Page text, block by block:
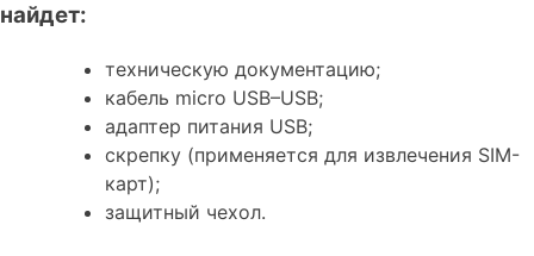
найдет:
техническую документацию;
кабель micro USB–USB;
адаптер питания USB;
скрепку (применяется для извлечения SIM-
карт);
защитный чехол.